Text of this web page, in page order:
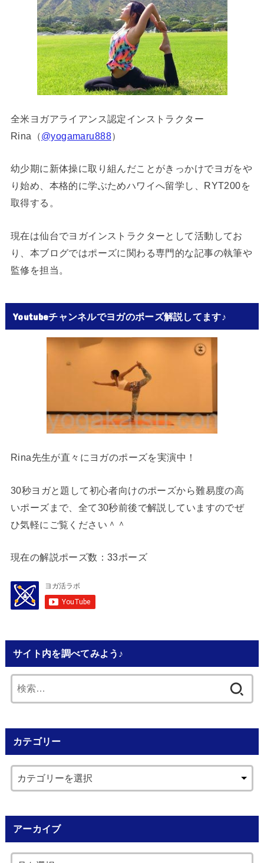
全米ヨガアライアンス認定インストラクター
Rina（@yogamaru888）
幼少期に新体操に取り組んだことがきっかけでヨガをや
り始め、本格的に学ぶためハワイへ留学し、RYT200を
取得する。
現在は仙台でヨガインストラクターとして活動してお
り、本ブログではポーズに関わる専門的な記事の執筆や
監修を担当。
Youtubeチャンネルでヨガのポーズ解説してます♪
Rina先生が直々にヨガのポーズを実演中！
30秒ヨガと題して初心者向けのポーズから難易度の高
いポーズまで、全て30秒前後で解説していますのでぜ
ひ気軽にご覧ください＾＾
現在の解説ポーズ数：33ポーズ
サイト内を調べてみよう♪
索:
カテゴリー
アーカイブ